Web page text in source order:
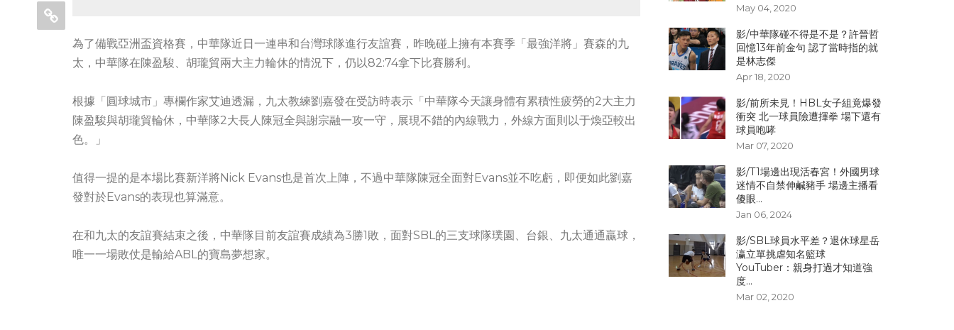
為了備戰亞洲盃資格賽，中華隊近日一連串和台灣球隊進行友誼賽，昨晚碰上擁有本賽季「最強洋將」賽森的九
太，中華隊在陳盈駿、胡瓏貿兩大主力輪休的情況下，仍以82:74拿下比賽勝利。
根據「圓球城市」專欄作家艾迪透漏，九太教練劉嘉發在受訪時表示「中華隊今天讓身體有累積性疲勞的2大主力
陳盈駿與胡瓏貿輪休，中華隊2大長人陳冠全與謝宗融一攻一守，展現不錯的內線戰力，外線方面則以于煥亞較出
色。」
值得一提的是本場比賽新洋將Nick Evans也是首次上陣，不過中華隊陳冠全面對Evans並不吃虧，即便如此劉嘉
發對於Evans的表現也算滿意。
在和九太的友誼賽結束之後，中華隊目前友誼賽成績為3勝1敗，面對SBL的三支球隊璞園、台銀、九太通通贏球，
唯一一場敗仗是輸給ABL的寶島夢想家。
May 04, 2020
影/中華隊碰不得是不是？許晉哲
回憶13年前金句 認了當時指的就
是林志傑
Apr 18, 2020
影/前所未見！HBL女子組竟爆發
衝突 北一球員險遭揮拳 場下還有
球員咆哮
Mar 07, 2020
影/T1場邊出現活春宮！外國男球
迷情不自禁伸鹹豬手 場邊主播看
傻眼...
Jan 06, 2024
影/SBL球員水平差？退休球星岳
瀛立單挑虐知名籃球
YouTuber：親身打過才知道強
度...
Mar 02, 2020